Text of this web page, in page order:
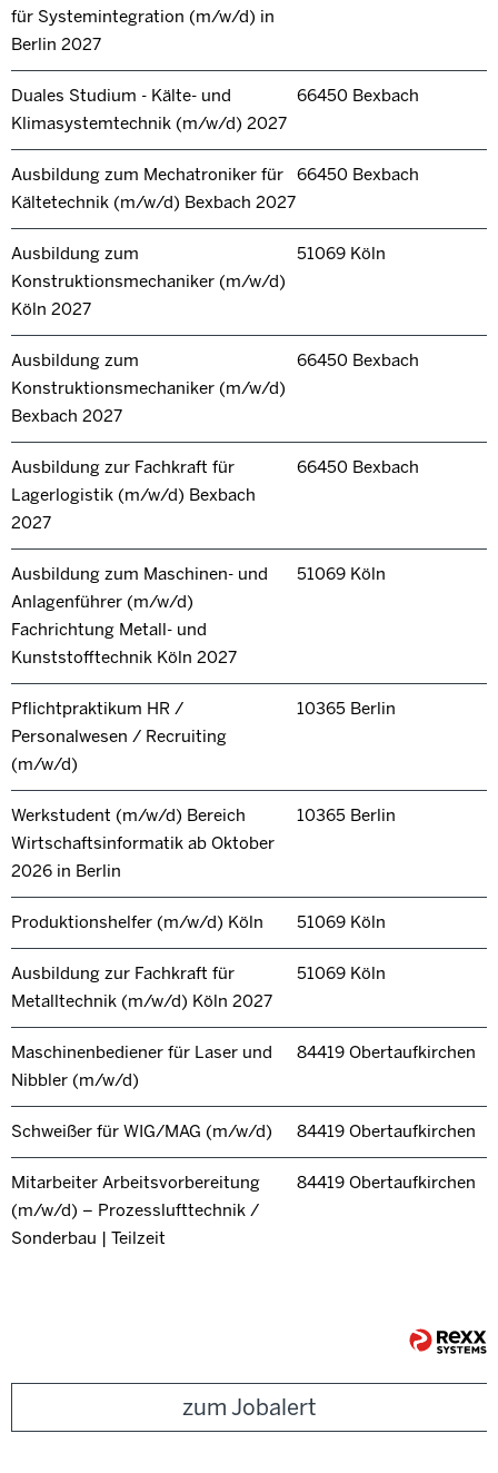
für Systemintegration (m/w/d) in
Berlin 2027
Duales Studium - Kälte- und
Klimasystemtechnik (m/w/d) 2027
66450 Bexbach
Ausbildung zum Mechatroniker für
Kältetechnik (m/w/d) Bexbach 2027
66450 Bexbach
Ausbildung zum
Konstruktionsmechaniker (m/w/d)
Köln 2027
51069 Köln
Ausbildung zum
Konstruktionsmechaniker (m/w/d)
Bexbach 2027
66450 Bexbach
Ausbildung zur Fachkraft für
Lagerlogistik (m/w/d) Bexbach
2027
66450 Bexbach
Ausbildung zum Maschinen- und
Anlagenführer (m/w/d)
Fachrichtung Metall- und
Kunststofftechnik Köln 2027
51069 Köln
Pflichtpraktikum HR /
Personalwesen / Recruiting
(m/w/d)
10365 Berlin
Werkstudent (m/w/d) Bereich
Wirtschaftsinformatik ab Oktober
2026 in Berlin
10365 Berlin
Produktionshelfer (m/w/d) Köln 51069 Köln
Ausbildung zur Fachkraft für
Metalltechnik (m/w/d) Köln 2027
51069 Köln
Maschinenbediener für Laser und
Nibbler (m/w/d)
84419 Obertaufkirchen
Schweißer für WIG/MAG (m/w/d) 84419 Obertaufkirchen
Mitarbeiter Arbeitsvorbereitung
(m/w/d) – Prozesslufttechnik /
Sonderbau | Teilzeit
84419 Obertaufkirchen
zum Jobalert